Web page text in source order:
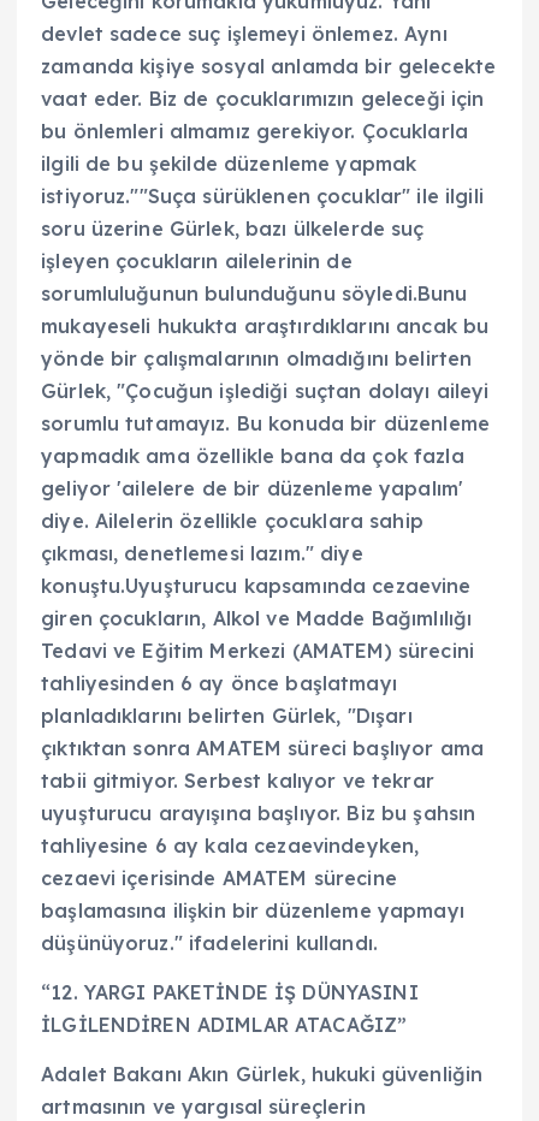
devlet sadece suç işlemeyi önlemez. Aynı
zamanda kişiye sosyal anlamda bir gelecekte
vaat eder. Biz de çocuklarımızın geleceği için
bu önlemleri almamız gerekiyor. Çocuklarla
ilgili de bu şekilde düzenleme yapmak
istiyoruz.""Suça sürüklenen çocuklar" ile ilgili
soru üzerine Gürlek, bazı ülkelerde suç
işleyen çocukların ailelerinin de
sorumluluğunun bulunduğunu söyledi.Bunu
mukayeseli hukukta araştırdıklarını ancak bu
yönde bir çalışmalarının olmadığını belirten
Gürlek, "Çocuğun işlediği suçtan dolayı aileyi
sorumlu tutamayız. Bu konuda bir düzenleme
yapmadık ama özellikle bana da çok fazla
geliyor 'ailelere de bir düzenleme yapalım'
diye. Ailelerin özellikle çocuklara sahip
çıkması, denetlemesi lazım." diye
konuştu.Uyuşturucu kapsamında cezaevine
giren çocukların, Alkol ve Madde Bağımlılığı
Tedavi ve Eğitim Merkezi (AMATEM) sürecini
tahliyesinden 6 ay önce başlatmayı
planladıklarını belirten Gürlek, "Dışarı
çıktıktan sonra AMATEM süreci başlıyor ama
tabii gitmiyor. Serbest kalıyor ve tekrar
uyuşturucu arayışına başlıyor. Biz bu şahsın
tahliyesine 6 ay kala cezaevindeyken,
cezaevi içerisinde AMATEM sürecine
başlamasına ilişkin bir düzenleme yapmayı
düşünüyoruz." ifadelerini kullandı.
“12. YARGI PAKETİNDE İŞ DÜNYASINI
İLGİLENDİREN ADIMLAR ATACAĞIZ”
Adalet Bakanı Akın Gürlek, hukuki güvenliğin
artmasının ve yargısal süreçlerin